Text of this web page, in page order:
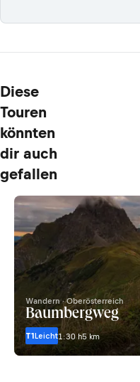
Diese
Touren
könnten
dir auch
gefallen
Wandern · Oberösterreich
Baumbergweg
T1Leicht1:30 h5 km